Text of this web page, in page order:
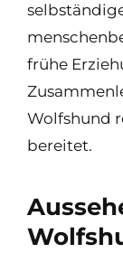
frühe
Wolfshund
bereitet.